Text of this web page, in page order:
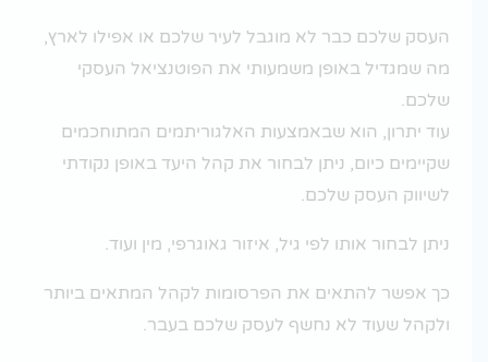
העסק שלכם כבר לא מוגבל לעיר שלכם או אפילו לארץ,
מה שמגדיל באופן משמעותי את הפוטנציאל העסקי
שלכם.
עוד יתרון, הוא שבאמצעות האלגוריתמים המתוחכמים
שקיימים כיום, ניתן לבחור את קהל היעד באופן נקודתי
לשיווק העסק שלכם.
ניתן לבחור אותו לפי גיל, איזור גאוגרפי, מין ועוד.
כך אפשר להתאים את הפרסומות לקהל המתאים ביותר
ולקהל שעוד לא נחשף לעסק שלכם בעבר.